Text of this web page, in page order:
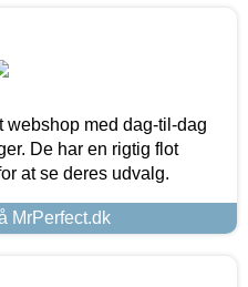
webshop med dag-til-dag
De har en rigtig flot
at se deres udvalg.
MrPerfect.dk